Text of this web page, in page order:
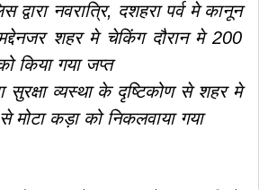
रूप से अस्वस्थ युवक की हत्या: आरोपी को
पुलिस ने गिरफ्तार करते हुए भेजा जेल
द्वारा नवरात्रि, दशहरा पर्व मे कानून
शहर मे चेकिंग दौरान मे 200
किया गया जप्त
सुरक्षा व्यस्था के दृष्टिकोण से शहर मे
कड़ा को निकलवाया गया